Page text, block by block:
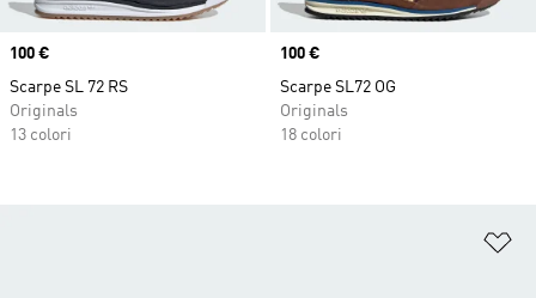
Price
100 €
Scarpe SL 72 RS
Originals
13 colori
Price
100 €
Scarpe SL72 OG
Originals
18 colori